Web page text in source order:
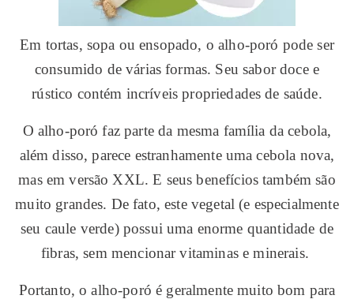
Em tortas, sopa ou ensopado, o alho-poró pode ser
consumido de várias formas. Seu sabor doce e
rústico contém incríveis propriedades de saúde.
O alho-poró faz parte da mesma família da cebola,
além disso, parece estranhamente uma cebola nova,
mas em versão XXL. E seus benefícios também são
muito grandes. De fato, este vegetal (e especialmente
seu caule verde) possui uma enorme quantidade de
fibras, sem mencionar vitaminas e minerais.
Portanto, o alho-poró é geralmente muito bom para